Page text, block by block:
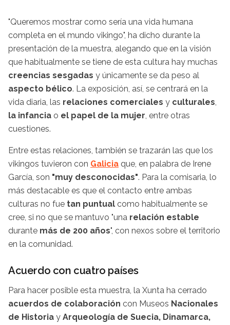
"Queremos mostrar como sería una vida humana
completa en el mundo vikingo", ha dicho durante la
presentación de la muestra, alegando que en la visión
que habitualmente se tiene de esta cultura hay muchas
creencias sesgadas y únicamente se da peso al
aspecto bélico. La exposición, así, se centrará en la
vida diaria, las relaciones comerciales y culturales
la infancia o el papel de la mujer , entre otras
cuestiones.
Entre estas relaciones, también se trazarán las que los
vikingos tuvieron con Galicia que, en palabra de Irene
García, son "muy desconocidas". Para la comisaria, lo
más destacable es que el contacto entre ambas
culturas no fue tan puntual como habitualmente se
cree, si no que se mantuvo "una relación estable
durante más de 200 años", con nexos sobre el territorio
en la comunidad.
Acuerdo con cuatro países
Para hacer posible esta muestra, la Xunta ha cerrado
acuerdos de colaboración con Museos Nacionales
de Historia y Arqueología de Suecia, Dinamarca,